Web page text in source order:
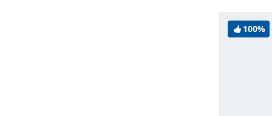
100%